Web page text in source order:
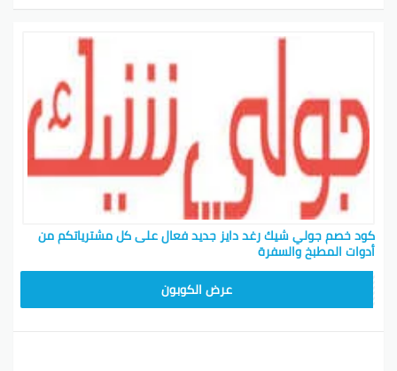
كود خصم جولي شيك رغد دايز جديد فعال على كل مشترياتكم من
أدوات المطبخ والسفرة
عرض الكوبون